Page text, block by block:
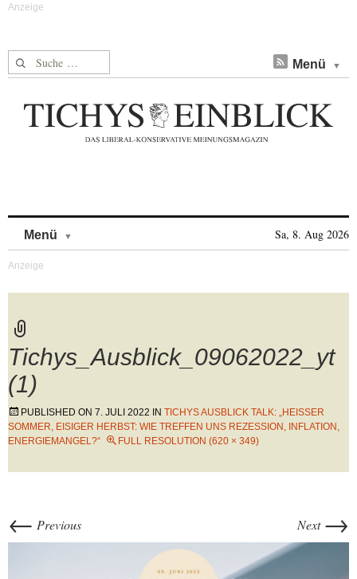
Suche nach: Menü
Menü Sa, 8. Aug 2026
Tichys_Ausblick_09062022_yt
(1)
PUBLISHED ON 7. JULI 2022 IN TICHYS AUSBLICK TALK: „HEISSER S
OMMER, EISIGER HERBST: WIE TREFFEN UNS REZESSION, INFLATION, E
NERGIEMANGEL?“
FULL RESOLUTION (620 × 349)
← Previous Next →